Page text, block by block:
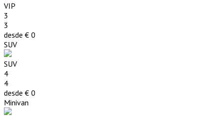
VIP
3
3
desde € 0
SUV
SUV
4
4
desde € 0
Minivan